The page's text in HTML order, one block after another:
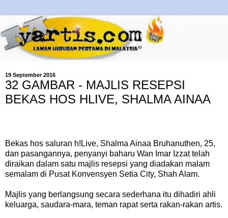
19 September 2016
32 GAMBAR - MAJLIS RESEPSI
BEKAS HOS HLIVE, SHALMA AINAA
Bekas hos saluran h!Live, Shalma Ainaa Bruhanuthen, 25,
dan pasangannya, penyanyi baharu Wan Imar Izzat telah
diraikan dalam satu majlis resepsi yang diadakan malam
semalam di Pusat Konvensyen Setia City, Shah Alam.
Majlis yang berlangsung secara sederhana itu dihadiri ahli
keluarga, saudara-mara, teman rapat serta rakan-rakan artis.